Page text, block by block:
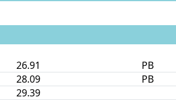
26.91
PB
28.09
PB
29.39